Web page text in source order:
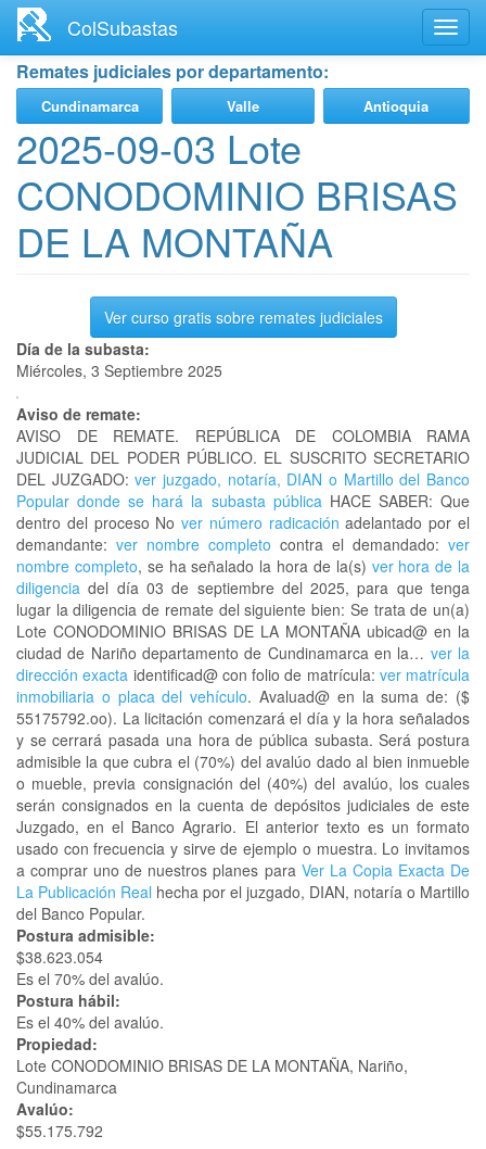
contenido
principal
ColSubastas
Remates judiciales por departamento:
Cundinamarca Valle Antioquia
2025-09-03 Lote
CONODOMINIO BRISAS
DE LA MONTAÑA
Ver curso gratis sobre remates judiciales
Día de la subasta:
Miércoles, 3 Septiembre 2025
Aviso de remate:
AVISO DE REMATE. REPÚBLICA DE COLOMBIA RAMA
JUDICIAL DEL PODER PÚBLICO. EL SUSCRITO SECRETARIO
DEL JUZGADO: ver juzgado, notaría, DIAN o Martillo del Banco
Popular donde se hará la subasta públicaHACE SABER: Que
dentro del proceso Nover número radicación adelantado por el
demandante: ver nombre completo contra el demandado: ver
nombre completo, se ha señalado la hora de la(s) ver hora de la
diligencia del día 03 de septiembre del 2025, para que tenga
lugar la diligencia de remate del siguiente bien: Se trata de un(a)
Lote CONODOMINIO BRISAS DE LA MONTAÑA ubicad@ en la
ciudad de Nariño departamento de Cundinamarca en la… ver la
dirección exacta identificad@ con folio de matrícula: ver matrícula
inmobiliaria o placa del vehículo. Avaluad@ en la suma de: ($
55175792.oo). La licitación comenzará el día y la hora señalados
y se cerrará pasada una hora de pública subasta. Será postura
admisible la que cubra el (70%) del avalúo dado al bien inmueble
o mueble, previa consignación del (40%) del avalúo, los cuales
serán consignados en la cuenta de depósitos judiciales de este
Juzgado, en el Banco Agrario. El anterior texto es un formato
usado con frecuencia y sirve de ejemplo o muestra. Lo invitamos
a comprar uno de nuestros planes para Ver La Copia Exacta De
La Publicación Real hecha por el juzgado, DIAN, notaría o Martillo
del Banco Popular.
Postura admisible:
$38.623.054
Es el 70% del avalúo.
Postura hábil:
Es el 40% del avalúo.
Propiedad:
Lote CONODOMINIO BRISAS DE LA MONTAÑA, Nariño,
Cundinamarca
Avalúo:
$55.175.792